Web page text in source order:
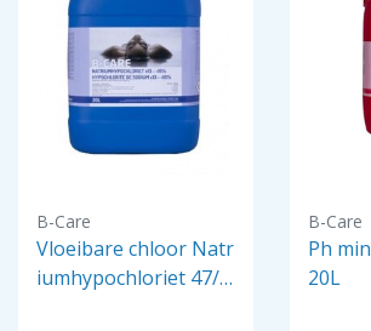
B-Care
Vloeibare chloor Natr
iumhypochloriet 47/5
B-Care
Ph
20L